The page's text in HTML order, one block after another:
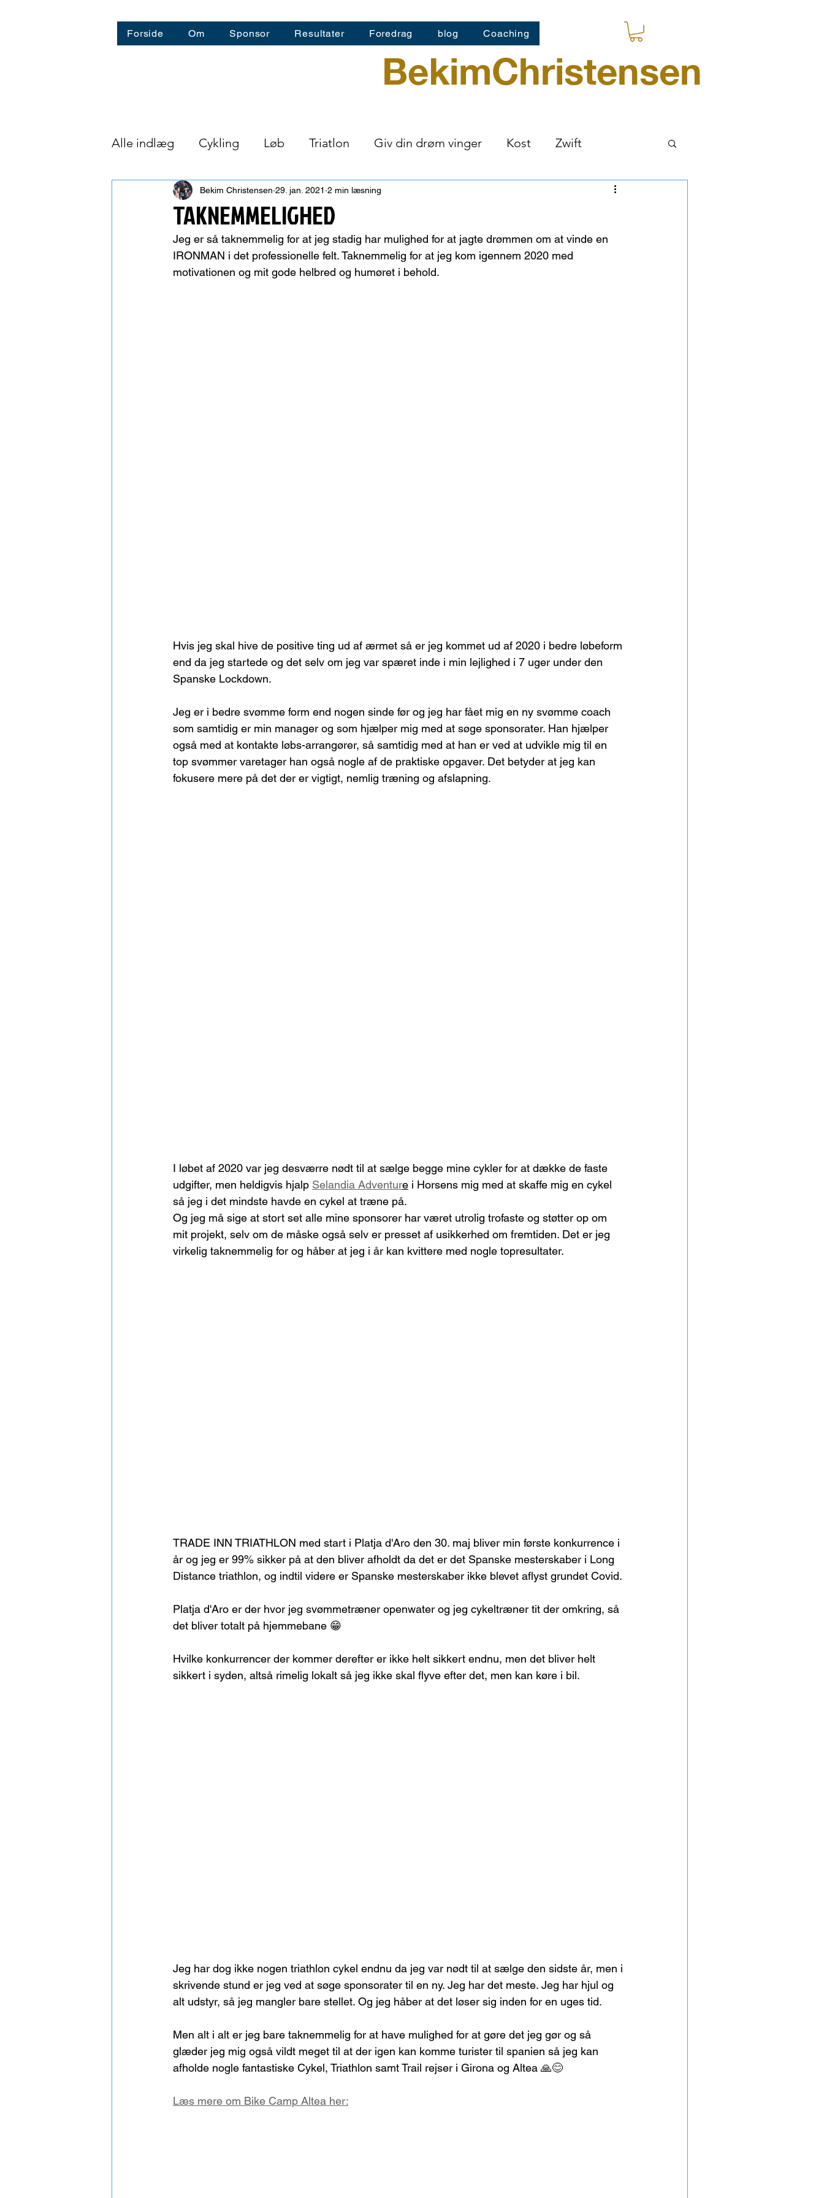
Forside Om Sponsor Resultater Foredrag blog Coaching
BekimChristensen
Alle indlæg Cykling Løb Triatlon Giv din drøm vinger Kost Zwift
Astronaut Training Homtrainer Hjernens Kraft
TAKNEMMELIGHED
Bekim Christensen 29. jan. 2021 2 min læsning
Jeg er så taknemmelig for at jeg stadig har mulighed for at jagte drømmen om at vinde en
IRONMAN i det professionelle felt. Taknemmelig for at jeg kom igennem 2020 med
motivationen og mit gode helbred og humøret i behold.
Hvis jeg skal hive de positive ting ud af ærmet så er jeg kommet ud af 2020 i bedre løbeform
end da jeg startede og det selv om jeg var spæret inde i min lejlighed i 7 uger under den
Spanske Lockdown.
Jeg er i bedre svømme form end nogen sinde før og jeg har fået mig en ny svømme coach
som samtidig er min manager og som hjælper mig med at søge sponsorater. Han hjælper
også med at kontakte løbs-arrangører, så samtidig med at han er ved at udvikle mig til en
top svømmer varetager han også nogle af de praktiske opgaver. Det betyder at jeg kan
fokusere mere på det der er vigtigt, nemlig træning og afslapning.
I løbet af 2020 var jeg desværre nødt til at sælge begge mine cykler for at dække de faste
udgifter, men heldigvis hjalp Selandia Adventure i Horsens mig med at skaffe mig en cykel
så jeg i det mindste havde en cykel at træne på.
Og jeg må sige at stort set alle mine sponsorer har været utrolig trofaste og støtter op om
mit projekt, selv om de måske også selv er presset af usikkerhed om fremtiden. Det er jeg
virkelig taknemmelig for og håber at jeg i år kan kvittere med nogle topresultater.
TRADE INN TRIATHLON med start i Platja d'Aro den 30. maj bliver min første konkurrence i
år og jeg er 99% sikker på at den bliver afholdt da det er det Spanske mesterskaber i Long
Distance triathlon, og indtil videre er Spanske mesterskaber ikke blevet aflyst grundet Covid.
Platja d'Aro er der hvor jeg svømmetræner openwater og jeg cykeltræner tit der omkring, så
det bliver totalt på hjemmebane 😁
Hvilke konkurrencer der kommer derefter er ikke helt sikkert endnu, men det bliver helt
sikkert i syden, altså rimelig lokalt så jeg ikke skal flyve efter det, men kan køre i bil.
Jeg har dog ikke nogen triathlon cykel endnu da jeg var nødt til at sælge den sidste år, men i
skrivende stund er jeg ved at søge sponsorater til en ny. Jeg har det meste. Jeg har hjul og
alt udstyr, så jeg mangler bare stellet. Og jeg håber at det løser sig inden for en uges tid.
Men alt i alt er jeg bare taknemmelig for at have mulighed for at gøre det jeg gør og så
glæder jeg mig også vildt meget til at der igen kan komme turister til spanien så jeg kan
afholde nogle fantastiske Cykel, Triathlon samt Trail rejser i Girona og Altea 🙏😊
Læs mere om Bike Camp Altea her: